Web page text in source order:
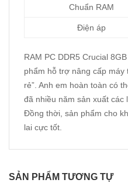
Chuẩn RAM
Điện áp
RAM PC DDR5 Crucial
phẩm hỗ trợ nâng cấp máy
rẻ”. Anh em hoàn toàn có
đã nhiều năm sản xuất các
Đồng thời, sản phẩm cho
lai cực tốt.
SẢN PHẨM TƯƠNG TỰ